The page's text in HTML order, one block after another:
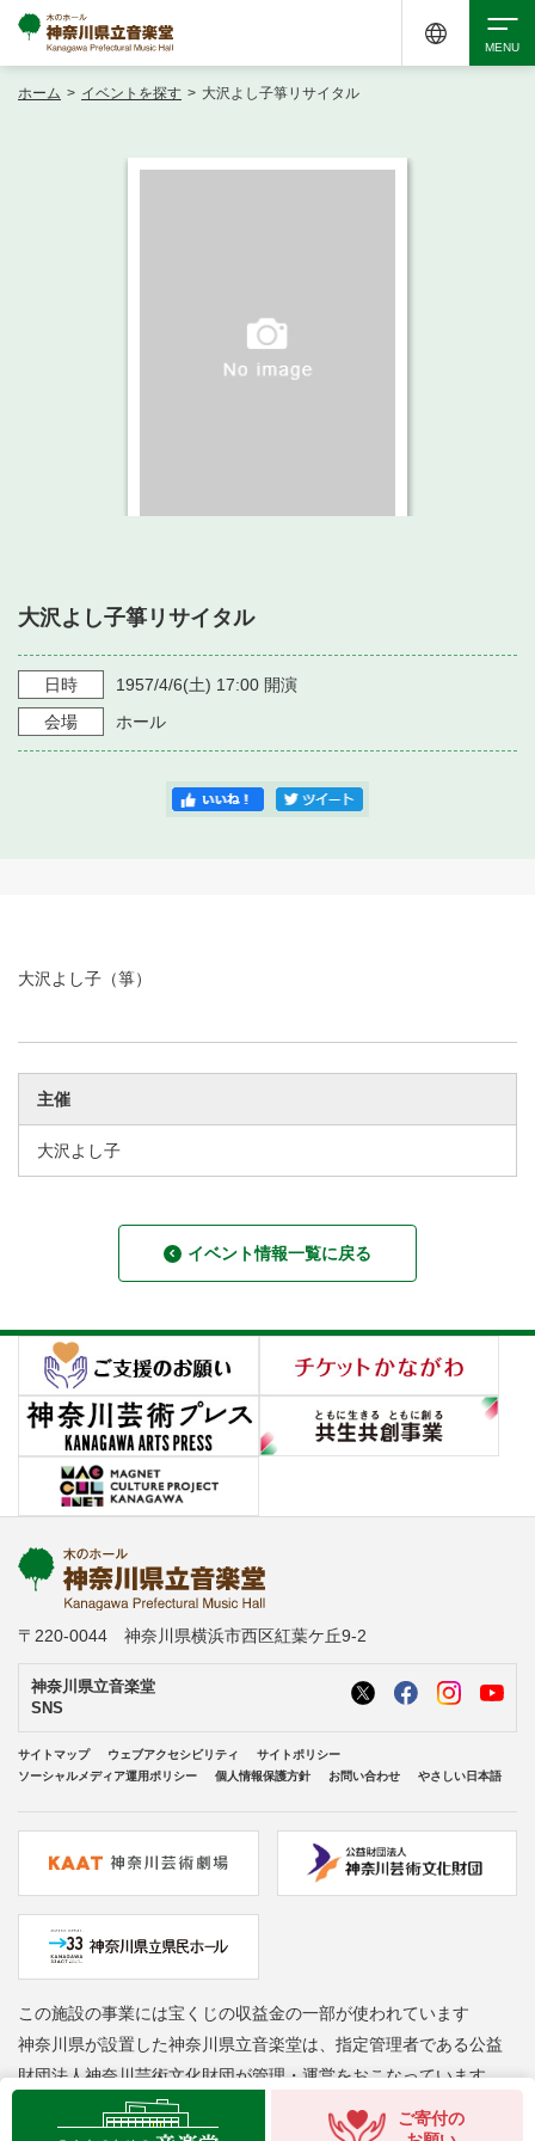
・ 空き状況
・ 抽選対象日
・ 利用料金
・ 音楽堂のご案内
・ フロアマップ
神奈川県立音楽堂
SNS
ホーム > イベントを探す > 大沢よし子箏リサイタル
大沢よし子箏リサイタル
日時 1957/4/6(土) 17:00 開演
会場
ホール
大沢よし子（箏）
主催
大沢よし子
イベント情報一覧に戻る
ご寄付の
〒220-0044 神奈川県横浜市西区紅葉ケ丘9-2
神奈川県立音楽堂
SNS
サイトマップ ウェブアクセシビリティ
サイトポリシー
ソーシャルメディア運用ポリシー
個人情報保護方針 お問い合わせ やさしい日本語
この施設の事業には宝くじの収益金の一部が使われています
神奈川県が設置した神奈川県立音楽堂は、指定管理者である公益
財団法人神奈川芸術文化財団が管理・運営をおこなっています
Copyright © Kanagawa Arts Foundation. All rights reserved.